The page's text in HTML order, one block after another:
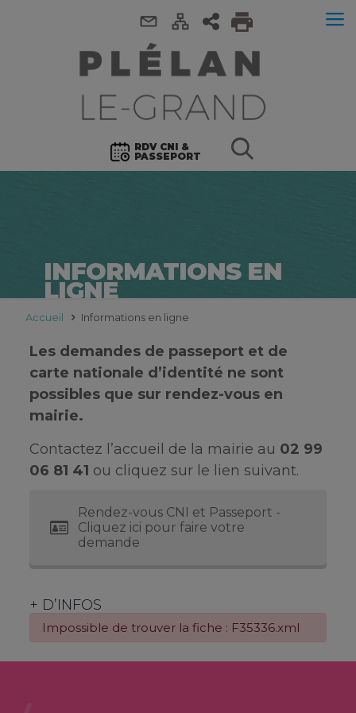
RDV CNI &
PASSEPORT
INFORMATIONS EN
LIGNE
Accueil Informations en ligne
Les demandes de passeport et de
carte nationale d’identité ne sont
possibles que sur rendez-vous en
mairie.
Contactez l’accueil de la mairie au 02 99
06 81 41 ou cliquez sur le lien suivant.
Rendez-vous CNI et Passeport -
Cliquez ici pour faire votre
demande
+ D’INFOS
Impossible de trouver la fiche : F35336.xml